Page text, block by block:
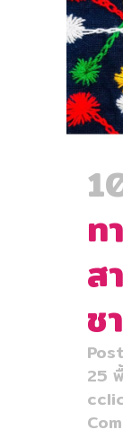
ท
ส
ช
25